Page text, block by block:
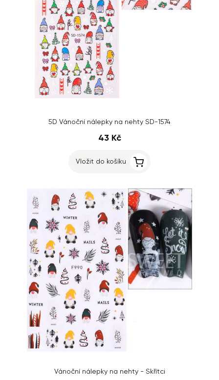
5D Vánoční nálepky na nehty SD-1574
43 Kč
Vložit do košíku
Vánoční nálepky na nehty - Skřítci